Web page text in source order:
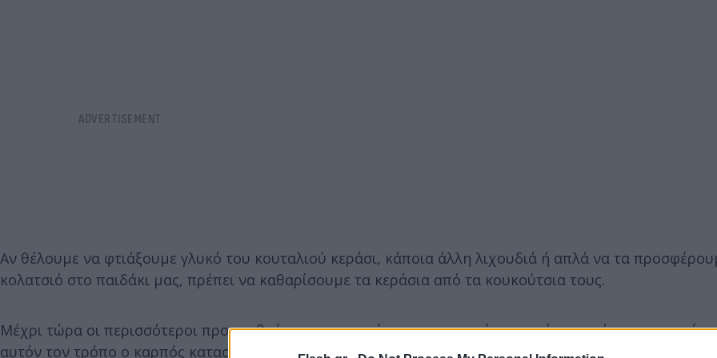
Αν θέλουμε να φτιάξουμε γλυκό του κουταλιού κεράσι, κάποια άλλη λιχουδιά ή απλά να τα
κολατσιό στο παιδάκι μας, πρέπει να καθαρίσουμε τα κεράσια από τα κουκούτσια τους.
Μέχρι τώρα οι περισσότεροι προσπαθούσαν να αφαιρέσουν τα κουκούτσια από τα κεράσια με
αυτόν τον τρόπο ο καρπός καταστρέφεται αρκετά. Εμείς λοιπόν ανακαλύψαμε έναν απίθανο τρόπο να